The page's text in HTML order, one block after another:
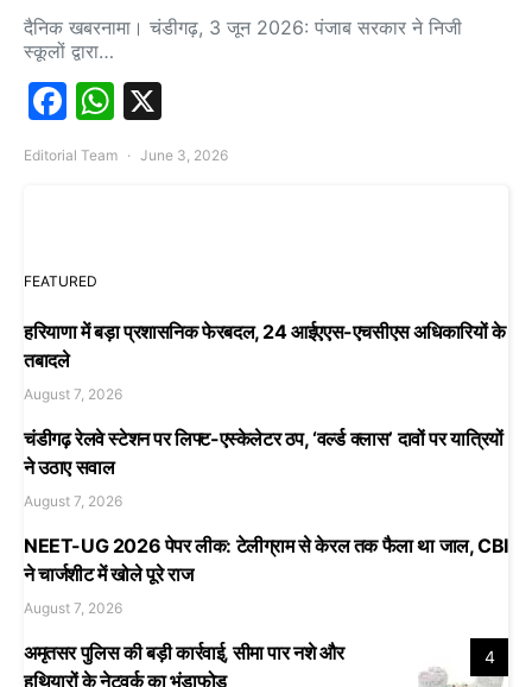
दैनिक खबरनामा। चंडीगढ़, 3 जून 2026: पंजाब सरकार ने निजी
स्कूलों द्वारा…
Facebook
WhatsApp
Editorial Team June 3, 2026
FEATURED
हरियाणा में बड़ा प्रशासनिक फेरबदल, 24 आईएएस-एचसीएस अधिकारियों के
तबादले
August 7, 2026
चंडीगढ़ रेलवे स्टेशन पर लिफ्ट-एस्केलेटर ठप, ‘वर्ल्ड क्लास’ दावों पर यात्रियों
ने उठाए सवाल
August 7, 2026
NEET-UG 2026 पेपर लीक: टेलीग्राम से केरल तक फैला था जाल, CBI
ने चार्जशीट में खोले पूरे राज
August 7, 2026
4
अमृतसर पुलिस की बड़ी कार्रवाई, सीमा पार नशे और
हथियारों के नेटवर्क का भंडाफोड़